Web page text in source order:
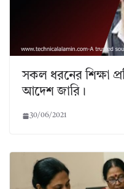
সকল ধরনের শিক্ষা
আদেশ জারি।
30/06/2021